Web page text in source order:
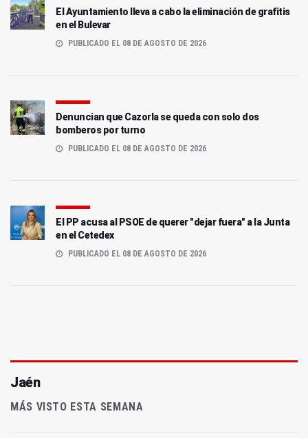
El Ayuntamiento lleva a cabo la eliminación de grafitis
en el Bulevar
PUBLICADO EL 08 DE AGOSTO DE 2026
Denuncian que Cazorla se queda con solo dos
bomberos por turno
PUBLICADO EL 08 DE AGOSTO DE 2026
El PP acusa al PSOE de querer "dejar fuera" a la Junta
en el Cetedex
PUBLICADO EL 08 DE AGOSTO DE 2026
Jaén
MÁS VISTO ESTA SEMANA